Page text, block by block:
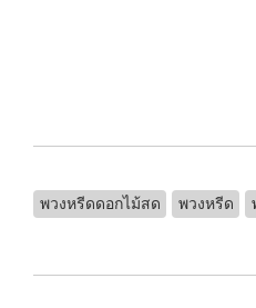
พวงหรีดดอกไม้สด พวงหรีด